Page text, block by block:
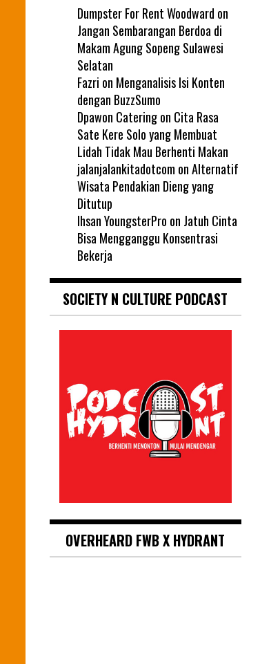
Dumpster For Rent Woodward on
Jangan Sembarangan Berdoa di
Makam Agung Sopeng Sulawesi
Selatan
Fazri on Menganalisis Isi Konten
dengan BuzzSumo
Dpawon Cateringon Cita Rasa
Sate Kere Solo yang Membuat
Lidah Tidak Mau Berhenti Makan
jalanjalankitadotcom onAlternatif
Wisata Pendakian Dieng yang
Ditutup
Ihsan YoungsterPro on Jatuh Cinta
Bisa Mengganggu Konsentrasi
Bekerja
SOCIETY N CULTURE PODCAST
OVERHEARD FWB X HYDRANT